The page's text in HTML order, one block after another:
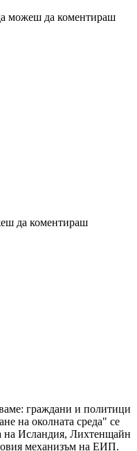
можеш да коментираш
да коментираш
: граждани и политици
на околната среда" се
на Исландия, Лихтенщайн
механизъм на ЕИП.